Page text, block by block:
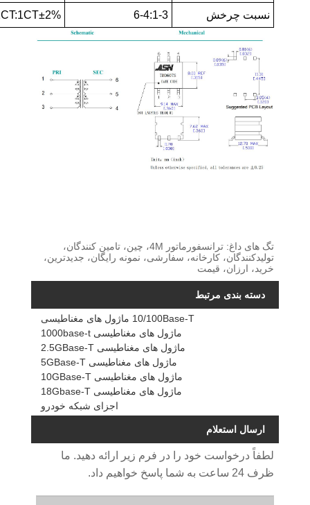
نسبت چرخش 6-4:1-3
تگ های داغ: ترانسفورماتور 4M، چین، تامین کنندگان،
تولیدکنندگان، کارخانه، سفارشی، نمونه رایگان، جدیدترین،
خرید، ارزان، قیمت
دسته بندی مرتبط
10/100Base-T ماژول های مغناطیسی
ماژول های مغناطیسی 1000base-t
ماژول های مغناطیسی 2.5GBase-T
ماژول های مغناطیسی 5GBase-T
ماژول های مغناطیسی 10GBase-T
ماژول های مغناطیسی 18Gbase-T
اجزای شبکه خودرو
ارسال استعلام
لطفاً درخواست خود را در فرم زیر ارائه دهید. ما
ظرف 24 ساعت به شما پاسخ خواهیم داد.